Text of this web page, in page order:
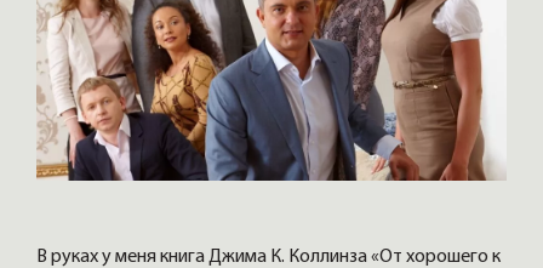
В руках у меня книга Джима К. Коллинза «От хорошего к